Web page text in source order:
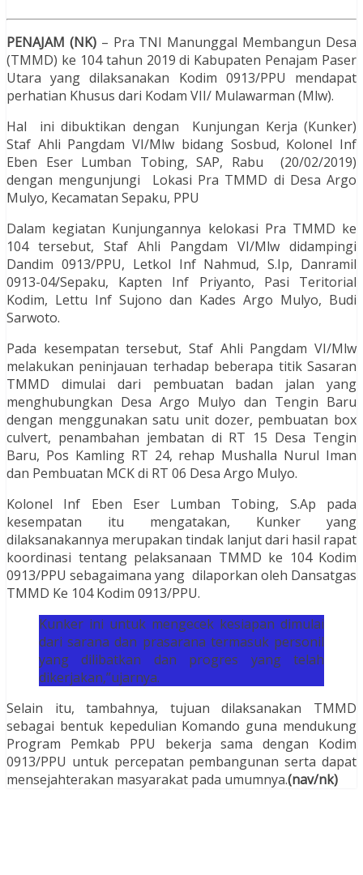
PENAJAM (NK)– Pra TNI Manunggal Membangun Desa
(TMMD) ke 104 tahun 2019 di Kabupaten Penajam Paser
Utara yang dilaksanakan Kodim 0913/PPU mendapat
perhatian Khusus dari Kodam VII/ Mulawarman (Mlw).
Hal ini dibuktikan dengan Kunjungan Kerja (Kunker)
Staf Ahli Pangdam VI/Mlw bidang Sosbud, Kolonel Inf
Eben Eser Lumban Tobing, SAP, Rabu (20/02/2019)
dengan mengunjungi Lokasi Pra TMMD di Desa Argo
Mulyo, Kecamatan Sepaku, PPU
Dalam kegiatan Kunjungannya kelokasi Pra TMMD ke
104 tersebut, Staf Ahli Pangdam VI/Mlw didampingi
Dandim 0913/PPU, Letkol Inf Nahmud, S.Ip, Danramil
0913-04/Sepaku, Kapten Inf Priyanto, Pasi Teritorial
Kodim, Lettu Inf Sujono dan Kades Argo Mulyo, Budi
Sarwoto.
Pada kesempatan tersebut, Staf Ahli Pangdam VI/Mlw
melakukan peninjauan terhadap beberapa titik Sasaran
TMMD dimulai dari pembuatan badan jalan yang
menghubungkan Desa Argo Mulyo dan Tengin Baru
dengan menggunakan satu unit dozer, pembuatan box
culvert, penambahan jembatan di RT 15 Desa Tengin
Baru, Pos Kamling RT 24, rehap Mushalla Nurul Iman
dan Pembuatan MCK di RT 06 Desa Argo Mulyo.
Kolonel Inf Eben Eser Lumban Tobing, S.Ap pada
kesempatan itu mengatakan, Kunker yang
dilaksanakannya merupakan tindak lanjut dari hasil rapat
koordinasi tentang pelaksanaan TMMD ke 104 Kodim
0913/PPU sebagaimana yang dilaporkan oleh Dansatgas
TMMD Ke 104 Kodim 0913/PPU.
Kunker ini untuk mengecek kesiapan dimulai
dari sarana dan prasarana termasuk personil
yang dilibatkan dan progres yang telah
dikerjakan,”ujarnya.
Selain itu, tambahnya, tujuan dilaksanakan TMMD
sebagai bentuk kepedulian Komando guna mendukung
Program Pemkab PPU bekerja sama dengan Kodim
0913/PPU untuk percepatan pembangunan serta dapat
mensejahterakan masyarakat pada umumnya.(nav/nk)